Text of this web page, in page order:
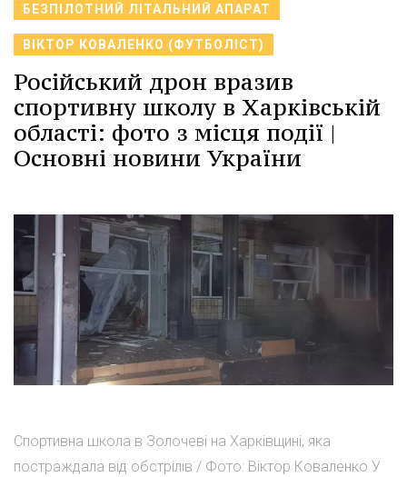
БЕЗПІЛОТНИЙ ЛІТАЛЬНИЙ АПАРАТ
ВІКТОР КОВАЛЕНКО (ФУТБОЛІСТ)
Російський дрон вразив
спортивну школу в Харківській
області: фото з місця події |
Основні новини України
Спортивна школа в Золочеві на Харківщині, яка
постраждала від обстрілів / Фото: Віктор Коваленко У